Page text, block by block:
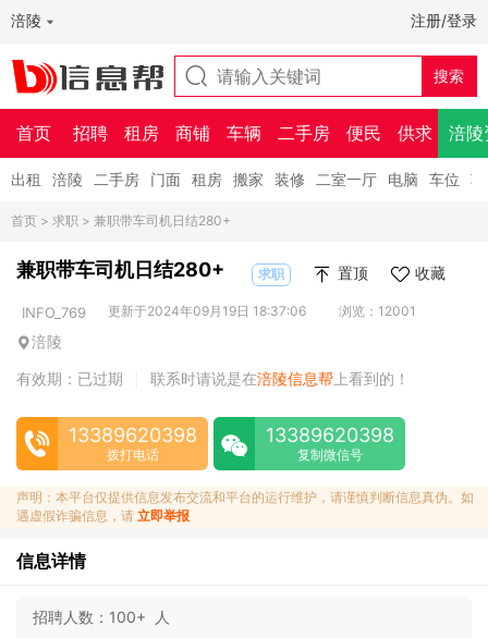
涪陵 注册/登录
首页 招聘 租房 商铺 车辆 二手房 便民 供求 涪陵
出租 涪陵 二手房 门面 租房 搬家 装修 二室一厅 电脑 车位
首页 > 求职 > 兼职带车司机日结280+
兼职带车司机日结280+ 求职 置顶 收藏
INFO_769 更新于2024年09月19日 18:37:06 浏览：12001
涪陵
有效期：已过期
联系时请说是在涪陵信息帮 上看到的！
13389620398
拨打电话
13389620398
复制微信号
声明：本平台仅提供信息发布交流和平台的运行维护，请谨慎判断信息真伪。如
遇虚假诈骗信息，请 立即举报
信息详情
招聘人数： 100+ 人